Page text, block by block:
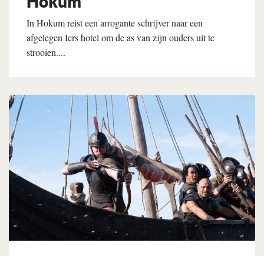
In Hokum reist een arrogante schrijver naar een
afgelegen Iers hotel om de as van zijn ouders uit te
strooien....
Lees verder